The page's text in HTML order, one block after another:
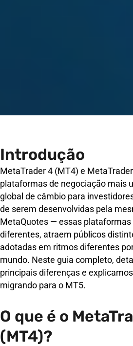
Introdução
MetaTrader 4 (MT4) e
plataformas de negociação mais
global de câmbio para
de serem desenvolvidas pela
MetaQuotes — essas
diferentes, atraem públicos
adotadas em ritmos diferentes
mundo. Neste guia completo,
principais diferenças e
migrando para o MT5.
O que é o
(MT4)?